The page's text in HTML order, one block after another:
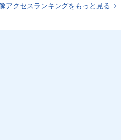
アクセスランキングをもっと見る